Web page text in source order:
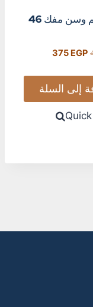
طقم لقم وسن مفك 46
375 EGP
إلى السلة